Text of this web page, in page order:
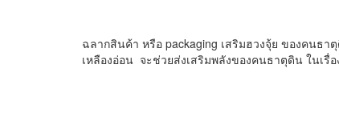
ฉลากสินค้า หรือ packaging เสริมฮวงจุ้ย ของคน
เหลืองอ่อน จะช่วยส่งเสริมพลังของคนธาตุดิน ในเ